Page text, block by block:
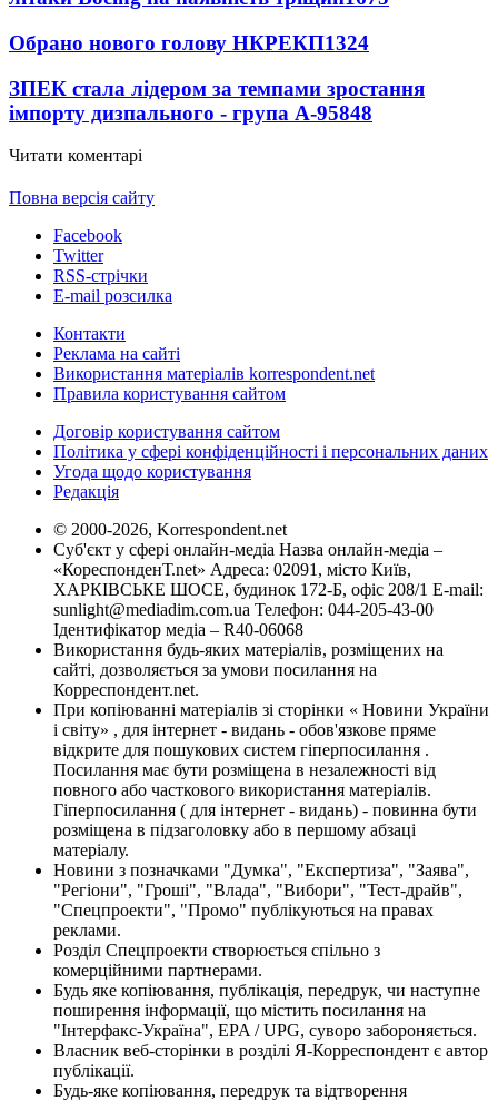
Обрано нового голову НКРЕКП1324
ЗПЕК стала лідером за темпами зростання
імпорту дизпального - група А-95848
Читати коментарі
Повна версія сайту
Facebook
Twitter
RSS-стрічки
E-mail розсилка
Контакти
Реклама на сайті
Використання матеріалів korrespondent.net
Правила користування сайтом
Договір користування сайтом
Політика у сфері конфіденційності і персональних даних
Угода щодо користування
Редакція
© 2000-2026, Korrespondent.net
Суб'єкт у сфері онлайн-медіа Назва онлайн-медіа –
«КореспонденТ.net» Адреса: 02091, місто Київ,
ХАРКІВСЬКЕ ШОСЕ, будинок 172-Б, офіс 208/1 E-mail:
sunlight@mediadim.com.ua Телефон: 044-205-43-00
Ідентифікатор медіа – R40-06068
Використання будь-яких матеріалів, розміщених на
сайті, дозволяється за умови посилання на
Корреспондент.net.
При копіюванні матеріалів зі сторінки « Новини України
і світу» , для інтернет - видань - обов'язкове пряме
відкрите для пошукових систем гіперпосилання .
Посилання має бути розміщена в незалежності від
повного або часткового використання матеріалів.
Гіперпосилання ( для інтернет - видань) - повинна бути
розміщена в підзаголовку або в першому абзаці
матеріалу.
Новини з позначками "Думка", "Експертиза", "Заява",
"Регіони", "Гроші", "Влада", "Вибори", "Тест-драйв",
"Спецпроекти", "Промо" публікуються на правах
реклами.
Розділ Спецпроекти створюється спільно з
комерційними партнерами.
Будь яке копіювання, публікація, передрук, чи наступне
поширення інформації, що містить посилання на
"Інтерфакс-Україна", EPA / UPG, суворо забороняється.
Власник веб-сторінки в розділі Я-Корреспондент є автор
публікації.
Будь-яке копіювання, передрук та відтворення